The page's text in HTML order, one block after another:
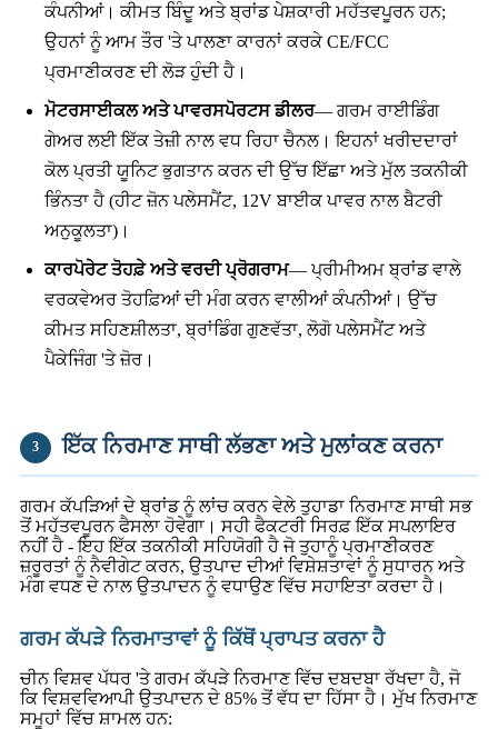
ਕੰਪਨੀਆਂ। ਕੀਮਤ ਬਿੰਦੂ ਅਤੇ ਬ੍ਰਾਂਡ ਪੇਸ਼ਕਾਰੀ ਮਹੱਤਵਪੂਰਨ ਹਨ;
ਉਹਨਾਂ ਨੂੰ ਆਮ ਤੌਰ 'ਤੇ ਪਾਲਣਾ ਕਾਰਨਾਂ ਕਰਕੇ CE/FCC
ਪ੍ਰਮਾਣੀਕਰਣ ਦੀ ਲੋੜ ਹੁੰਦੀ ਹੈ।
ਮੋਟਰਸਾਈਕਲ ਅਤੇ ਪਾਵਰਸਪੋਰਟਸ ਡੀਲਰ— ਗਰਮ ਰਾਈਡਿੰਗ
ਗੇਅਰ ਲਈ ਇੱਕ ਤੇਜ਼ੀ ਨਾਲ ਵਧ ਰਿਹਾ ਚੈਨਲ। ਇਹਨਾਂ ਖਰੀਦਦਾਰਾਂ
ਕੋਲ ਪ੍ਰਤੀ ਯੂਨਿਟ ਭੁਗਤਾਨ ਕਰਨ ਦੀ ਉੱਚ ਇੱਛਾ ਅਤੇ ਮੁੱਲ ਤਕਨੀਕੀ
ਭਿੰਨਤਾ ਹੈ (ਹੀਟ ਜ਼ੋਨ ਪਲੇਸਮੈਂਟ, 12V ਬਾਈਕ ਪਾਵਰ ਨਾਲ ਬੈਟਰੀ
ਅਨੁਕੂਲਤਾ)।
ਕਾਰਪੋਰੇਟ ਤੋਹਫ਼ੇ ਅਤੇ ਵਰਦੀ ਪ੍ਰੋਗਰਾਮ— ਪ੍ਰੀਮੀਅਮ ਬ੍ਰਾਂਡ ਵਾਲੇ
ਵਰਕਵੇਅਰ ਤੋਹਫ਼ਿਆਂ ਦੀ ਮੰਗ ਕਰਨ ਵਾਲੀਆਂ ਕੰਪਨੀਆਂ। ਉੱਚ
ਕੀਮਤ ਸਹਿਣਸ਼ੀਲਤਾ, ਬ੍ਰਾਂਡਿੰਗ ਗੁਣਵੱਤਾ, ਲੋਗੋ ਪਲੇਸਮੈਂਟ ਅਤੇ
ਪੈਕੇਜਿੰਗ 'ਤੇ ਜ਼ੋਰ।
3 ਇੱਕ ਨਿਰਮਾਣ ਸਾਥੀ ਲੱਭਣਾ ਅਤੇ ਮੁਲਾਂਕਣ ਕਰਨਾ
ਗਰਮ ਕੱਪੜਿਆਂ ਦੇ ਬ੍ਰਾਂਡ ਨੂੰ ਲਾਂਚ ਕਰਨ ਵੇਲੇ ਤੁਹਾਡਾ ਨਿਰਮਾਣ ਸਾਥੀ ਸਭ
ਤੋਂ ਮਹੱਤਵਪੂਰਨ ਫੈਸਲਾ ਹੋਵੇਗਾ। ਸਹੀ ਫੈਕਟਰੀ ਸਿਰਫ਼ ਇੱਕ ਸਪਲਾਇਰ
ਨਹੀਂ ਹੈ - ਇਹ ਇੱਕ ਤਕਨੀਕੀ ਸਹਿਯੋਗੀ ਹੈ ਜੋ ਤੁਹਾਨੂੰ ਪ੍ਰਮਾਣੀਕਰਣ
ਜ਼ਰੂਰਤਾਂ ਨੂੰ ਨੈਵੀਗੇਟ ਕਰਨ, ਉਤਪਾਦ ਦੀਆਂ ਵਿਸ਼ੇਸ਼ਤਾਵਾਂ ਨੂੰ ਸੁਧਾਰਨ ਅਤੇ
ਮੰਗ ਵਧਣ ਦੇ ਨਾਲ ਉਤਪਾਦਨ ਨੂੰ ਵਧਾਉਣ ਵਿੱਚ ਸਹਾਇਤਾ ਕਰਦਾ ਹੈ।
ਗਰਮ ਕੱਪੜੇ ਨਿਰਮਾਤਾਵਾਂ ਨੂੰ ਕਿੱਥੋਂ ਪ੍ਰਾਪਤ ਕਰਨਾ ਹੈ
ਚੀਨ ਵਿਸ਼ਵ ਪੱਧਰ 'ਤੇ ਗਰਮ ਕੱਪੜੇ ਨਿਰਮਾਣ ਵਿੱਚ ਦਬਦਬਾ ਰੱਖਦਾ ਹੈ, ਜੋ
ਕਿ ਵਿਸ਼ਵਵਿਆਪੀ ਉਤਪਾਦਨ ਦੇ 85% ਤੋਂ ਵੱਧ ਦਾ ਹਿੱਸਾ ਹੈ। ਮੁੱਖ ਨਿਰਮਾਣ
ਸਮੂਹਾਂ ਵਿੱਚ ਸ਼ਾਮਲ ਹਨ: